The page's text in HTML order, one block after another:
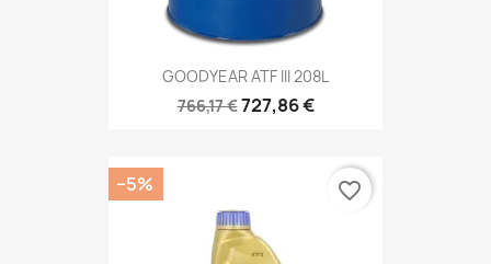
GOODYEAR ATF III 208L
766,17 €727,86 €
−5% favorite_border